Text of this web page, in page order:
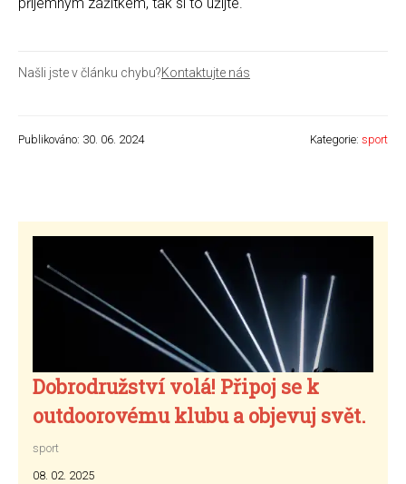
Našli jste v článku chybu?Kontaktujte nás
Publikováno: 30. 06. 2024 Kategorie: sport
Dobrodružství volá! Připoj se k
outdoorovému klubu a objevuj svět.
sport
08. 02. 2025